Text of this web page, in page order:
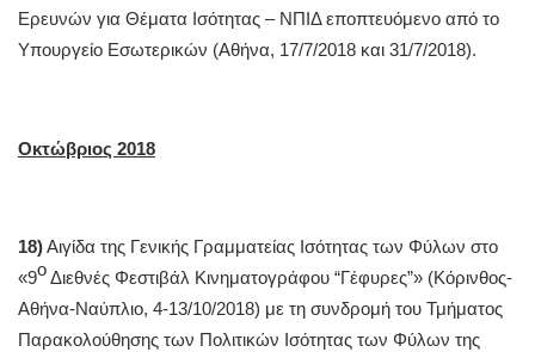
Ερευνών για Θέματα Ισότητας – ΝΠΙΔ εποπτευόμενο από το
Υπουργείο Εσωτερικών (Αθήνα, 17/7/2018 και 31/7/2018).
Οκτώβριος 2018
18)Αιγίδα της Γενικής Γραμματείας Ισότητας των Φύλων στο
«9οΔιεθνές Φεστιβάλ Κινηματογράφου “Γέφυρες”» (Κόρινθος-
Αθήνα-Ναύπλιο, 4-13/10/2018) με τη συνδρομή του Τμήματος
Παρακολούθησης των Πολιτικών Ισότητας των Φύλων της